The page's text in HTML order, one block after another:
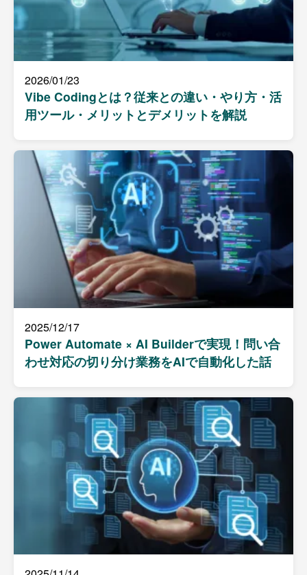
2026/01/23
Vibe Codingとは？従来との違い・やり方・活
用ツール・メリットとデメリットを解説
2025/12/17
Power Automate × AI Builderで実現！問い合
わせ対応の切り分け業務をAIで自動化した話